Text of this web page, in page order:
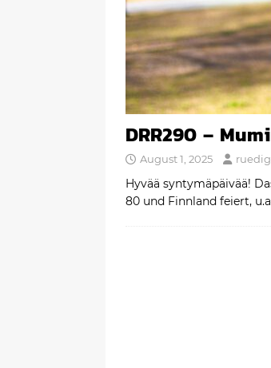
DRR290 –
August 1, 2025
Hyvää syntymäpäivää!
80 und Finnland feiert,